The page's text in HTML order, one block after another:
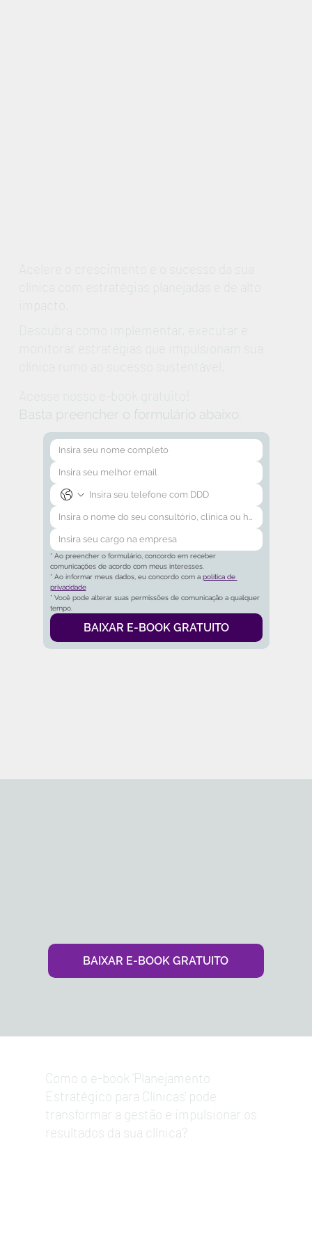
Acelere o crescimento e o sucesso da sua
clínica com estratégias planejadas e de alto
impacto.
Descubra como implementar, executar e
monitorar estratégias que impulsionam sua
clínica rumo ao sucesso sustentável.
* Ao preencher o formulário, concordo em receber
comunicações de acordo com meus interesses.
* Ao informar meus dados, eu concordo com a política de
privacidade
* Você pode alterar suas permissões de comunicação a qualquer
tempo.
BAIXAR E-BOOK GRATUITO
Acesse nosso e-book gratuito!
Basta preencher o formulário abaixo:
BAIXAR E-BOOK GRATUITO
Como o e-book 'Planejamento
Estratégico para Clínicas' pode
transformar a gestão e impulsionar os
resultados da sua clínica?